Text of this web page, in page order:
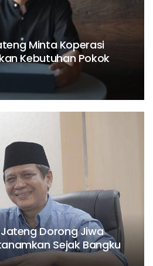
Minta Koperasi
Kebutuhan Pokok
Jateng Dorong Jiwa
Sejak Bangku